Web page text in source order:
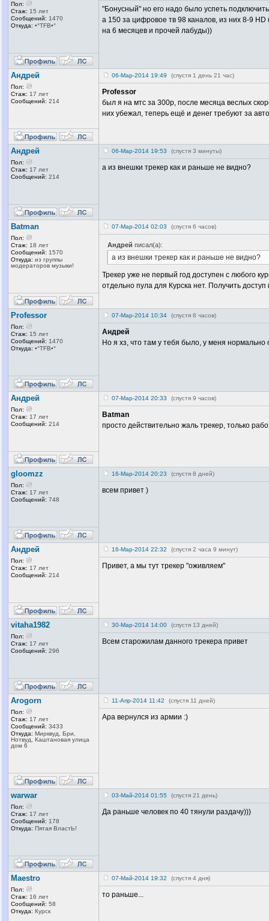
Пол:
Стаж: 15 лет
Сообщений: 1470
Откуда: •°TFB•°
"Бонусный" но его надо было успеть
а 150 за цифровое тв 98 каналов, из них 8-9
на 6 месяцев и прочей лабуды))
Андрей
Пол:
Стаж: 17 лет
Сообщений: 214
06-Мар-2014 19:49 (спустя 1 день 21 час)
Professor
был я на мтс за 300р, после месяца веслых
них убежал, теперь ещё и денег требуют за
Андрей
Пол:
Стаж: 17 лет
Сообщений: 214
06-Мар-2014 19:53 (спустя 3 минуты)
а из внешки трекер как и раньше не видно?
Batman
Пол:
Стаж: 18 лет
Сообщений: 1570
Откуда: из группы
модераторов музыки!
07-Мар-2014 02:03 (спустя 6 часов)
Андрей писал(а):
а из внешки трекер как и раньше не видно?
Трекер уже не первый год доступен с любого
отдельно пула для Курска нет. Получить
Professor
Пол:
Стаж: 15 лет
Сообщений: 1470
Откуда: •°TFB•°
07-Мар-2014 10:34 (спустя 8 часов)
Андрей
Но я хз, что там у тебя было, у меня
Андрей
Пол:
Стаж: 17 лет
Сообщений: 214
07-Мар-2014 20:33 (спустя 9 часов)
Batman
просто действительно жаль трекер, только
gloomzz
Пол:
Стаж: 17 лет
Сообщений: 748
16-Мар-2014 20:23 (спустя 8 дней)
всем привет )
Андрей
Пол:
Стаж: 17 лет
Сообщений: 214
16-Мар-2014 22:32 (спустя 2 часа 9 минут)
Привет, а мы тут трекер "оживляем"
vitaha1982
Пол:
Стаж: 17 лет
Сообщений: 296
30-Мар-2014 14:00 (спустя 13 дней)
Всем старожилам данного трекера привет
Arogorn
Пол:
Стаж: 17 лет
Сообщений: 3433
Откуда: Мирквуд, Бри,
Нотвуд, Каштановая улица
дом 6
11-Апр-2014 11:42 (спустя 11 дней)
Ара вернулся из армии :)
warwar
Пол:
Стаж: 17 лет
Сообщений: 178
Откуда: Пятая ВластЬ!
03-Май-2014 01:55 (спустя 21 день)
Да раньше человек по 40 тянули раздачу)))
Maestro
Пол:
Стаж: 16 лет
Сообщений: 58
Откуда: Курск
07-Май-2014 19:32 (спустя 4 дня)
то раньше...